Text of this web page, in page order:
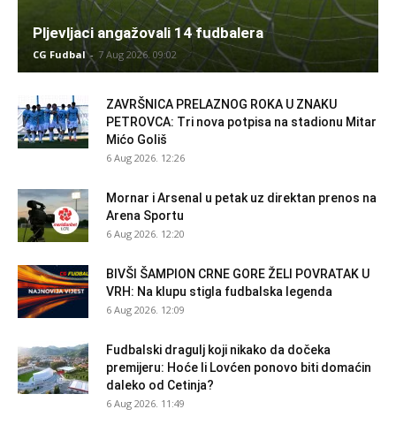
Pljevljaci angažovali 14 fudbalera
CG Fudbal - 7 Aug 2026. 09:02
ZAVRŠNICA PRELAZNOG ROKA U ZNAKU
PETROVCA: Tri nova potpisa na stadionu Mitar
Mićo Goliš
6 Aug 2026. 12:26
Mornar i Arsenal u petak uz direktan prenos na
Arena Sportu
6 Aug 2026. 12:20
BIVŠI ŠAMPION CRNE GORE ŽELI POVRATAK U
VRH: Na klupu stigla fudbalska legenda
6 Aug 2026. 12:09
Fudbalski dragulj koji nikako da dočeka
premijeru: Hoće li Lovćen ponovo biti domaćin
daleko od Cetinja?
6 Aug 2026. 11:49